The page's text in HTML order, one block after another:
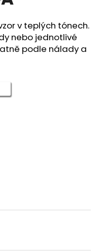
v teplých tónech.
nebo jednotlivé
podle nálady a